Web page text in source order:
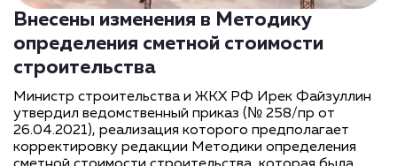
Внесены изменения в Методику
определения сметной стоимости
строительства
Министр строительства и ЖКХ РФ Ирек Файзуллин
утвердил ведомственный приказ (№ 258/пр от
26.04.2021), реализация которого предполагает
корректировку редакции Методики определения